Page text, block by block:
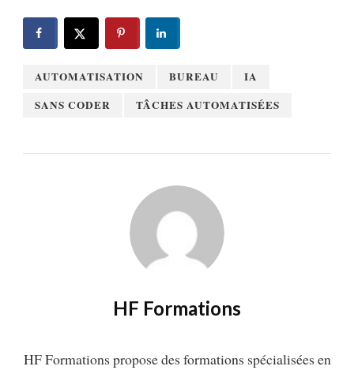
AUTOMATISATION BUREAU
IA
SANS CODER
TÂCHES AUTOMATISÉES
HF Formations
HF Formations propose des formations spécialisées en